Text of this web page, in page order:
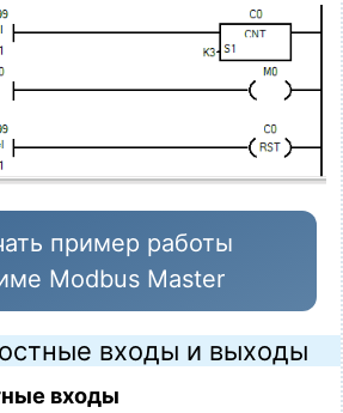
пример работы
Modbus Master
входы и выходы
входы